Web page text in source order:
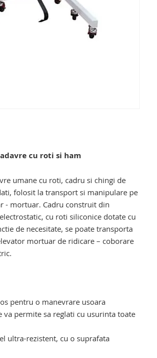
cu roti si ham
umane cu roti, cadru si chingi de
folosit la transport si manipulare pe
- mortuar. Cadru construit din
cu roti siliconice dotate cu
de necesitate, se poate transporta
mortuar de ridicare – coborare
pentru o manevrare usoara
permite sa reglati cu usurinta toate
ultra-rezistent, cu o suprafata